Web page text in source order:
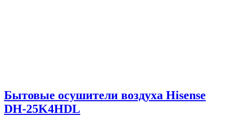
Бытовые осушители воздуха Hisense
DH-25K4HDL